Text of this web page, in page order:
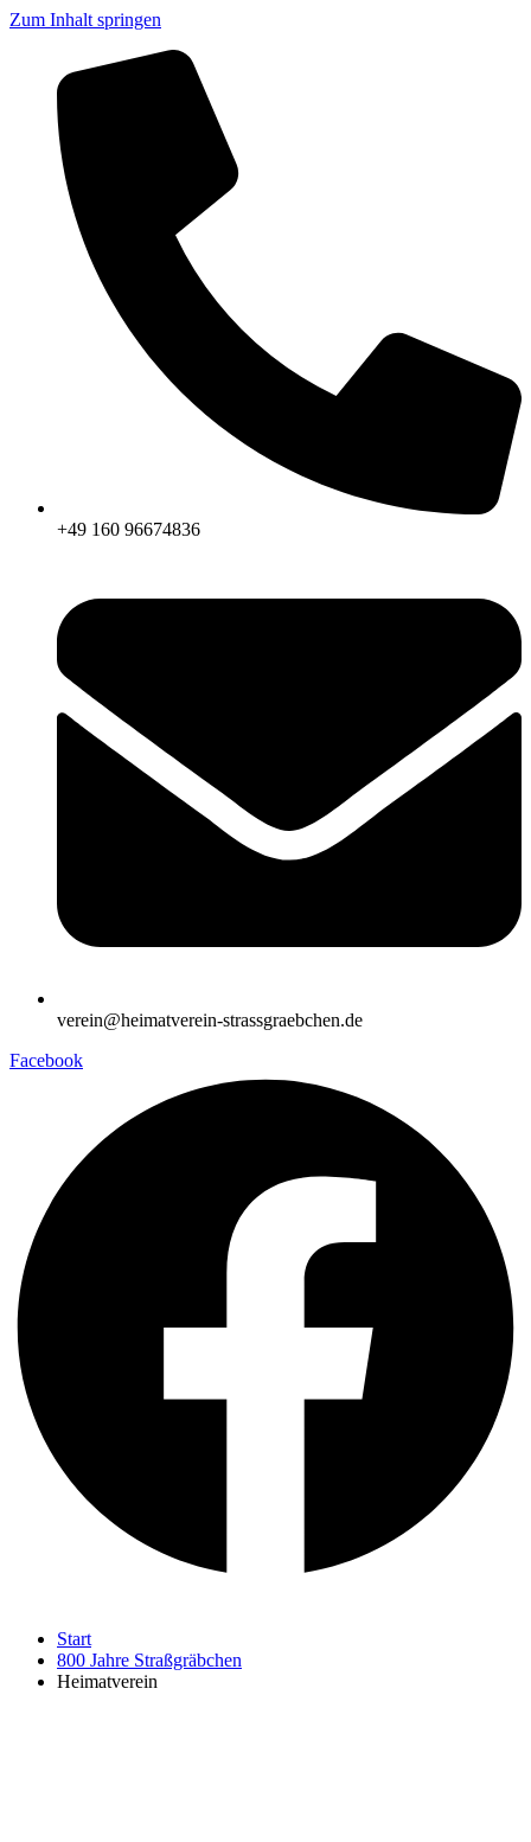
Zum Inhalt springen
+49 160 96674836
verein@heimatverein-strassgraebchen.de
Facebook
Start
800 Jahre Straßgräbchen
Heimatverein